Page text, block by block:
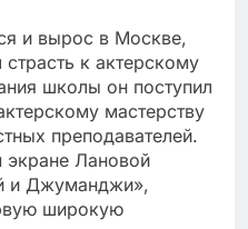
и вырос в Москве,
к актерскому
школы он поступил
мастерству
преподавателей.
Лановой
и Джуманджи»,
широкую